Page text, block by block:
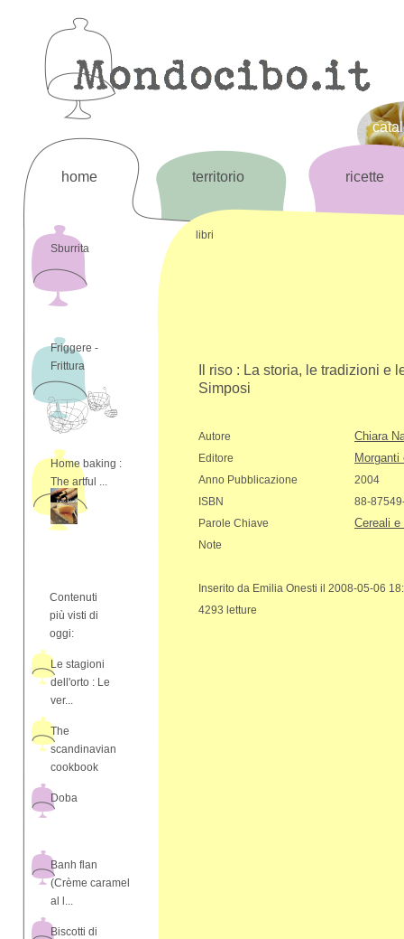
home territorio ricette
Sburrita
Friggere -
Frittura
Home baking :
The artful ...
Contenuti
più visti di
oggi:
Le stagioni
dell'orto : Le
ver...
The
scandinavian
cookbook
Doba
Banh flan
(Crème caramel
al l...
Biscotti di
libri
Il riso : La storia, le tradizioni e
Simposi
Autore Chiara
Editore Morganti
Anno Pubblicazione
2004
ISBN
88-
Parole Chiave
Cereali e
Note
Inserito da Emilia Onesti il 2008-05-06
4293 letture